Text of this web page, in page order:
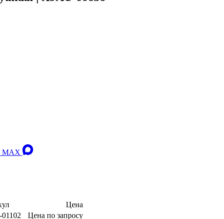
MAX
Цена
Цена по запросу